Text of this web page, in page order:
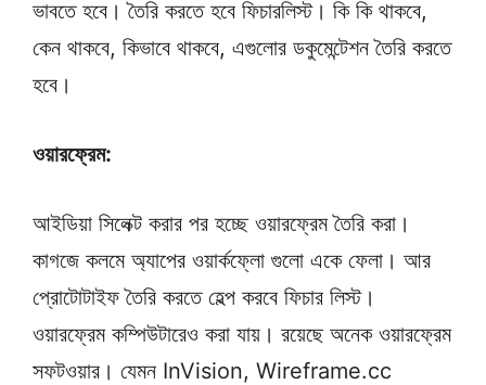
ভাবতে হবে। তৈরি করতে হবে ফিচারলিস্ট। কি কি থাকবে,
কেন থাকবে, কিভাবে থাকবে, এগুলোর ডকুমেন্টেশন তৈরি করতে
হবে।
ওয়ারফ্রেম:
আইডিয়া সিলেক্ট করার পর হচ্ছে ওয়ারফ্রেম তৈরি করা।
কাগজে কলমে অ্যাপের ওয়ার্কফ্লো গুলো একে ফেলা। আর
প্রোটোটাইফ তৈরি করতে হেল্প করবে ফিচার লিস্ট।
ওয়ারফ্রেম কম্পিউটারেও করা যায়। রয়েছে অনেক ওয়ারফ্রেম
সফটওয়ার। যেমন InVision, Wireframe.cc